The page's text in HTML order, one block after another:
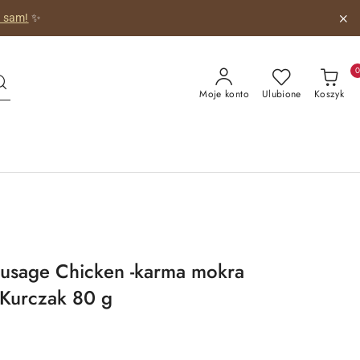
✨
Moje konto Ulubione Koszyk
0
Chicken -karma mokra
80 g